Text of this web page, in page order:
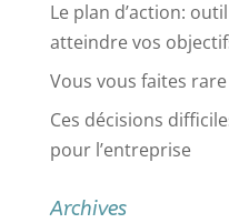
Le plan d’action:
atteindre vos
Vous vous faites
Ces décisions
pour l’entreprise
Archives